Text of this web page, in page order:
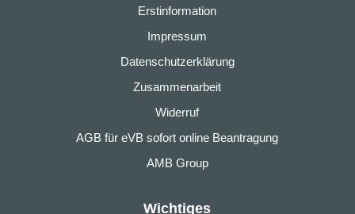
Erstinformation
Impressum
Datenschutzerklärung
Zusammenarbeit
Widerruf
AGB für eVB sofort online Beantragung
AMB Group
Wichtiges